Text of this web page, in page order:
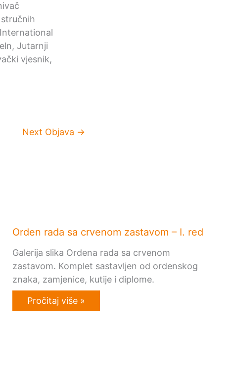
Jutarnji
vjesnik,
Next Objava →
Orden rada sa crvenom zastavom – I. red
Galerija slika Ordena rada sa crvenom
zastavom. Komplet sastavljen od ordenskog
znaka, zamjenice, kutije i diplome.
Pročitaj više »